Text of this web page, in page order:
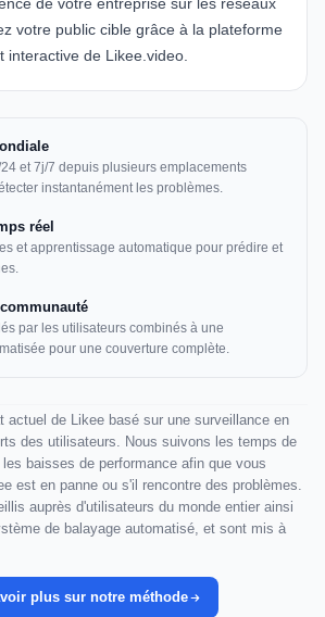
de votre entreprise sur les réseaux
votre public cible grâce à la plateforme
interactive de Likee.video.
et 7j/7 depuis plusieurs emplacements
instantanément les problèmes.
réel
et apprentissage automatique pour prédire et
par les utilisateurs combinés à une
pour une couverture complète.
actuel de Likee basé sur une surveillance en
des utilisateurs. Nous suivons les temps de
baisses de performance afin que vous
est en panne ou s'il rencontre des problèmes.
auprès d'utilisateurs du monde entier ainsi
de balayage automatisé, et sont mis à
plus sur notre méthode